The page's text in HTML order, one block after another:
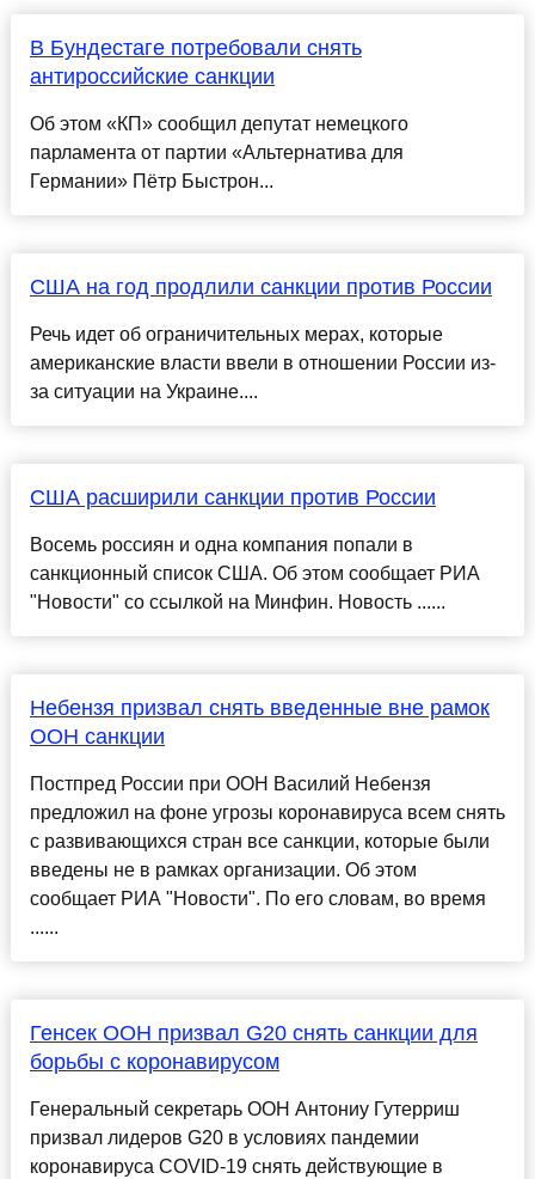
В Бундестаге потребовали снять
антироссийские санкции
Об этом «КП» сообщил депутат немецкого
парламента от партии «Альтернатива для
Германии» Пётр Быстрон...
США на год продлили санкции против России
Речь идет об ограничительных мерах, которые
американские власти ввели в отношении России из-
за ситуации на Украине....
США расширили санкции против России
Восемь россиян и одна компания попали в
санкционный список США. Об этом сообщает РИА
"Новости" со ссылкой на Минфин. Новость ......
Небензя призвал снять введенные вне рамок
ООН санкции
Постпред России при ООН Василий Небензя
предложил на фоне угрозы коронавируса всем снять
с развивающихся стран все санкции, которые были
введены не в рамках организации. Об этом
сообщает РИА "Новости". По его словам, во время
......
Генсек ООН призвал G20 снять санкции для
борьбы с коронавирусом
Генеральный секретарь ООН Антониу Гутерриш
призвал лидеров G20 в условиях пандемии
коронавируса COVID-19 снять действующие в